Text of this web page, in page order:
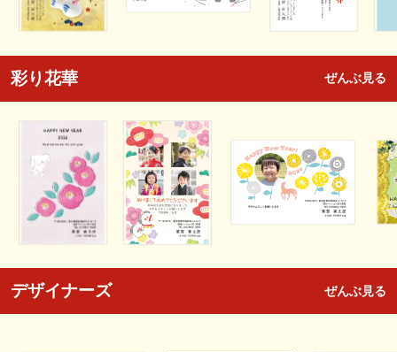
彩り花華 ぜんぶ見る
デザイナーズ ぜんぶ見る